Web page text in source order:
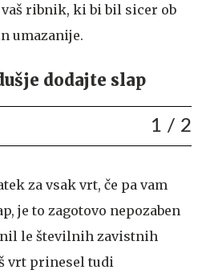
ribnik, ki bi bil sicer ob
umazanije.
dodajte slap
1 / 2
za vsak vrt, če pa vam
je to zagotovo nepozaben
le številnih zavistnih
vrt prinesel tudi